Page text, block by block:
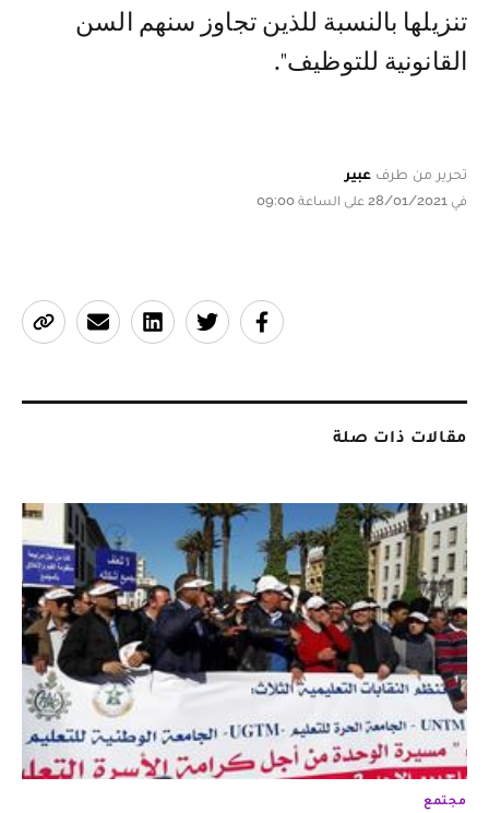
تنزيلها بالنسبة للذين تجاوز سنهم السن
القانونية للتوظيف".
تحرير من طرف عبير
في 28/01/2021 على الساعة 09:00
مقالات ذات صلة
مجتمع